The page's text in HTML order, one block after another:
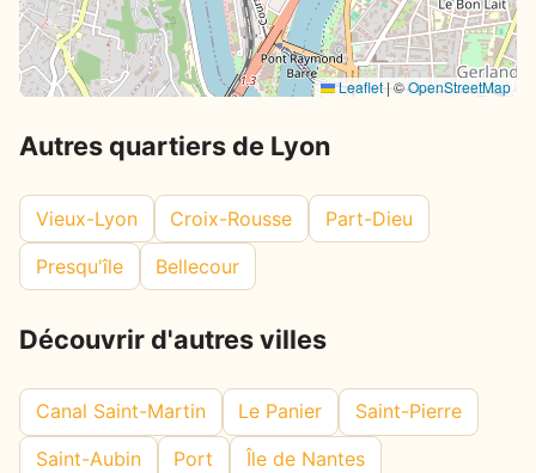
Leaflet|©OpenStreetMap
Autres quartiers de Lyon
Vieux-Lyon Croix-Rousse
Part-Dieu
Presqu'île
Bellecour
Découvrir d'autres villes
Canal Saint-Martin Le Panier
Saint-Pierre
Saint-Aubin
Port Île de Nantes